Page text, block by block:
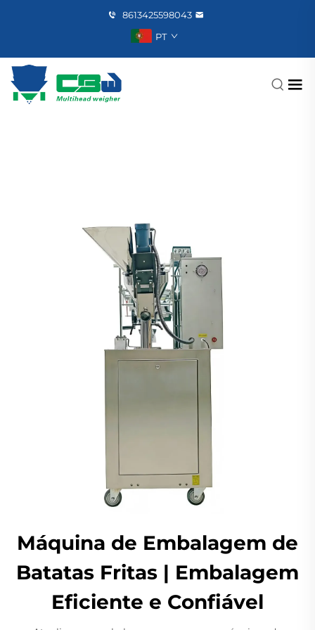
8613425598043
PT
Máquina de Embalagem de
Batatas Fritas | Embalagem
Eficiente e Confiável